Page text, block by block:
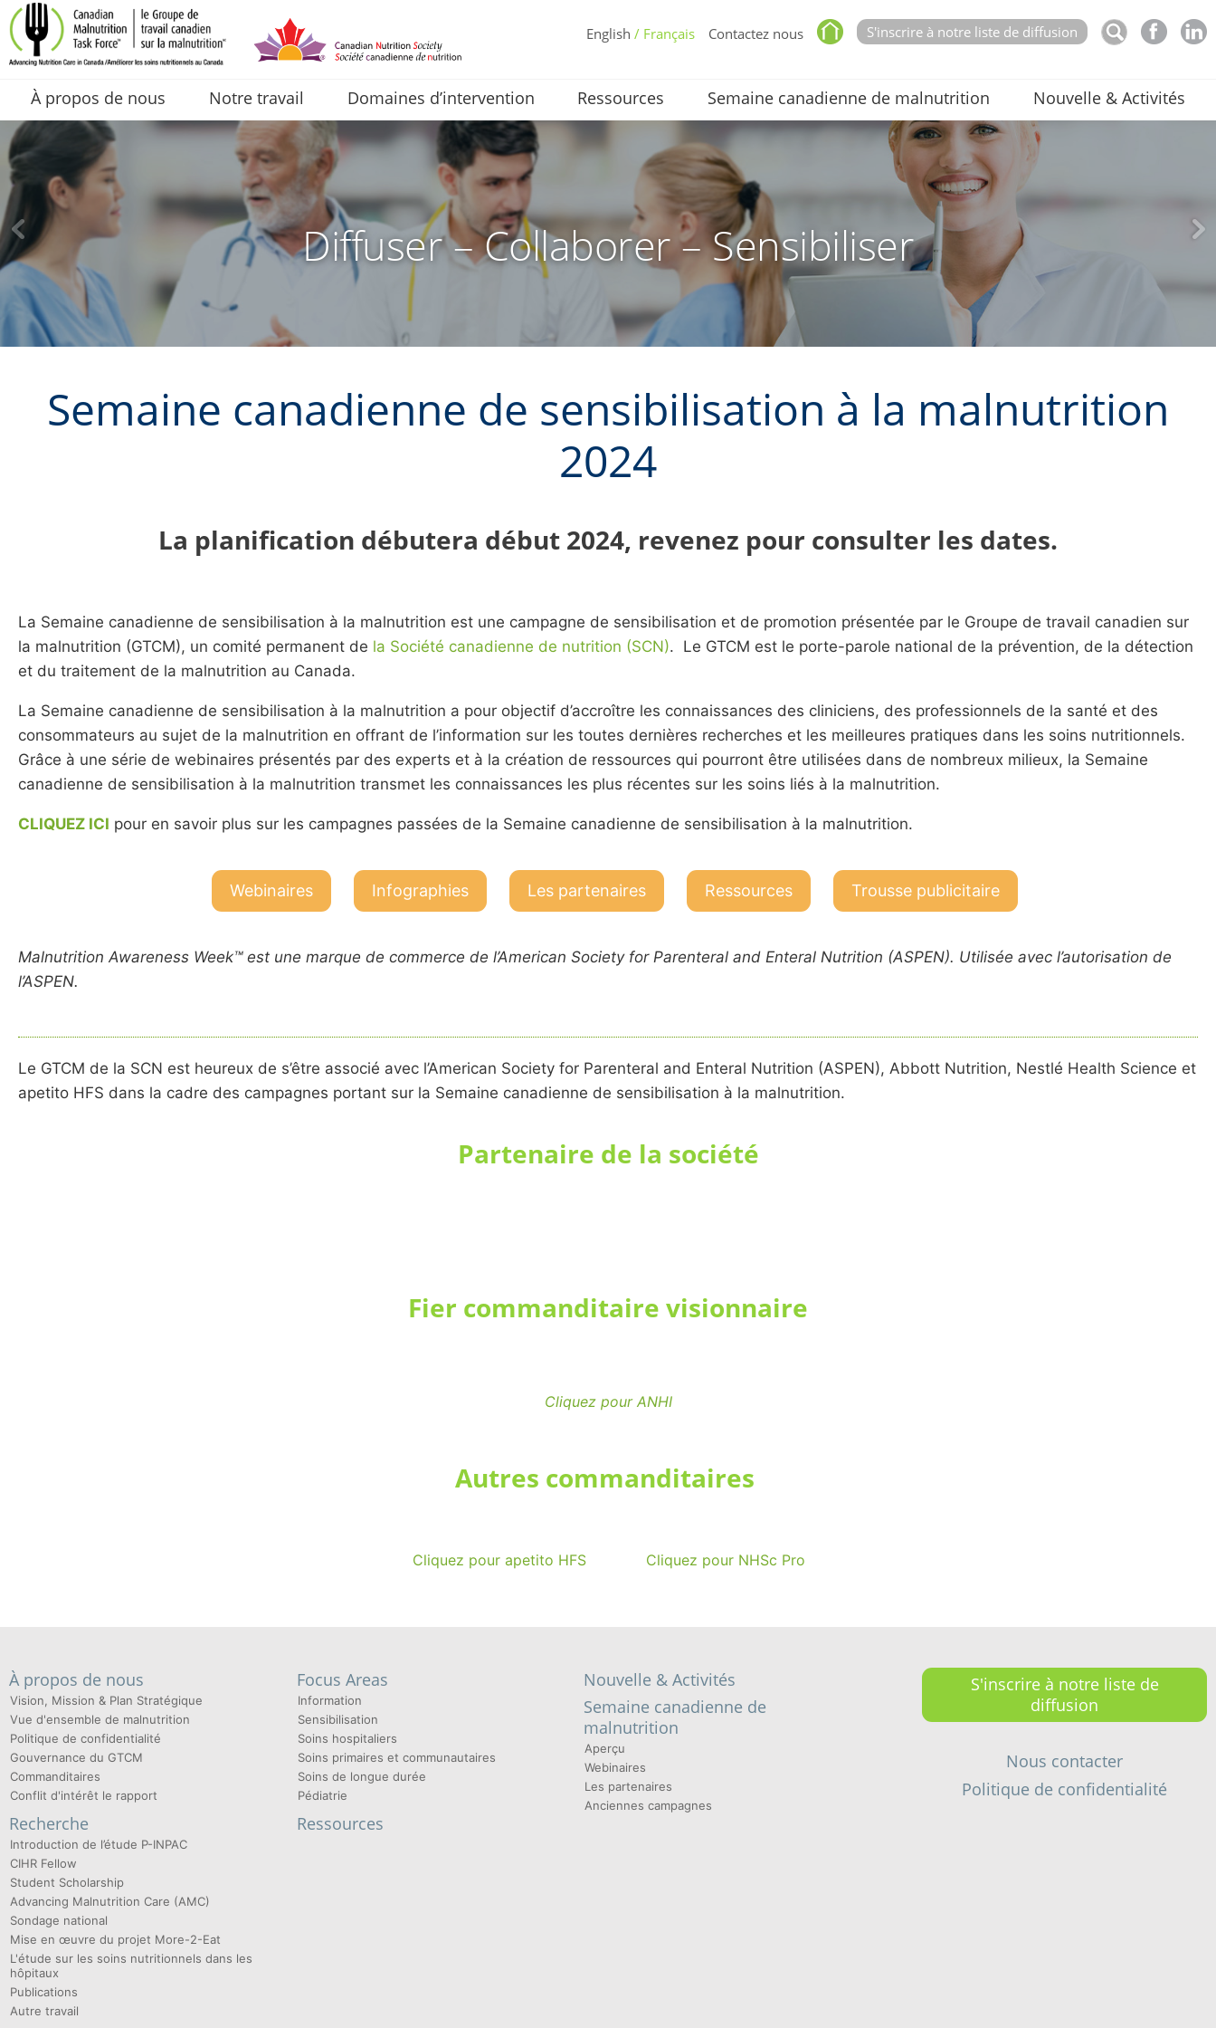
S'inscrire à notre liste de diffusion
Contactez nous
English / Français
À propos de nous Notre travail Domaines d’intervention Ressources Semaine canadienne de malnutrition Nouvelle & Activités
Diffuser – Collaborer – Sensibiliser
Semaine canadienne de sensibilisation à la malnutrition
2024
La planification débutera début 2024, revenez pour consulter les dates.
La Semaine canadienne de sensibilisation à la malnutrition est une campagne de sensibilisation et de promotion présentée par le Groupe de travail canadien sur
la malnutrition (GTCM), un comité permanent de la Société canadienne de nutrition (SCN). Le GTCM est le porte-parole national de la prévention, de la détection
et du traitement de la malnutrition au Canada.
La Semaine canadienne de sensibilisation à la malnutrition a pour objectif d’accroître les connaissances des cliniciens, des professionnels de la santé et des
consommateurs au sujet de la malnutrition en offrant de l’information sur les toutes dernières recherches et les meilleures pratiques dans les soins nutritionnels.
Grâce à une série de webinaires présentés par des experts et à la création de ressources qui pourront être utilisées dans de nombreux milieux, la Semaine
canadienne de sensibilisation à la malnutrition transmet les connaissances les plus récentes sur les soins liés à la malnutrition.
CLIQUEZ ICI pour en savoir plus sur les campagnes passées de la Semaine canadienne de sensibilisation à la malnutrition.
Webinaires Infographies Les partenaires Ressources Trousse publicitaire
Malnutrition Awareness Week™ est une marque de commerce de l’American Society for Parenteral and Enteral Nutrition (ASPEN). Utilisée avec l’autorisation de
l’ASPEN.
Le GTCM de la SCN est heureux de s’être associé avec l’American Society for Parenteral and Enteral Nutrition (ASPEN), Abbott Nutrition, Nestlé Health Science et
apetito HFS dans la cadre des campagnes portant sur la Semaine canadienne de sensibilisation à la malnutrition.
Partenaire de la société
Fier commanditaire visionnaire
Cliquez pour ANHI
Autres commanditaires
Cliquez pour apetito HFS Cliquez pour NHSc Pro
À propos de nous
Vision, Mission & Plan Stratégique
Vue d'ensemble de malnutrition
Politique de confidentialité
Gouvernance du GTCM
Commanditaires
Conflit d'intérêt le rapport
Recherche
Introduction de l’étude P-INPAC
CIHR Fellow
Student Scholarship
Advancing Malnutrition Care (AMC)
Sondage national
Mise en œuvre du projet More-2-Eat
L'étude sur les soins nutritionnels dans les
hôpitaux
Publications
Autre travail
Focus Areas
Information
Sensibilisation
Soins hospitaliers
Soins primaires et communautaires
Soins de longue durée
Pédiatrie
Ressources
Nouvelle & Activités
Semaine canadienne de
malnutrition
Aperçu
Webinaires
Les partenaires
Anciennes campagnes
S'inscrire à notre liste de
diffusion
Nous contacter
Politique de confidentialité